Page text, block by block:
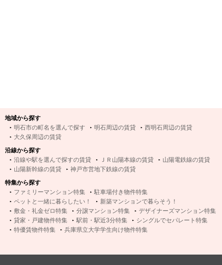
地域から探す
明石市の町名を選んで探す
明石周辺の賃貸
西明石周辺の賃貸
大久保周辺の賃貸
沿線から探す
沿線や駅を選んで探すの賃貸
ＪＲ山陽本線の賃貸
山陽電鉄線の賃貸
山陽新幹線の賃貸
神戸市営地下鉄線の賃貸
特集から探す
ファミリーマンション特集
駐車場付き物件特集
ペットと一緒に暮らしたい！
新築マンションで暮らそう！
敷金・礼金ゼロ特集
分譲マンション特集
デザイナーズマンション特集
貸家・戸建物件特集
駅前・駅近3分特集
シングルでセパレート特集
特優賃物件特集
兵庫県立大学学生向け物件特集